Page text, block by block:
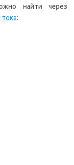
найти через
: